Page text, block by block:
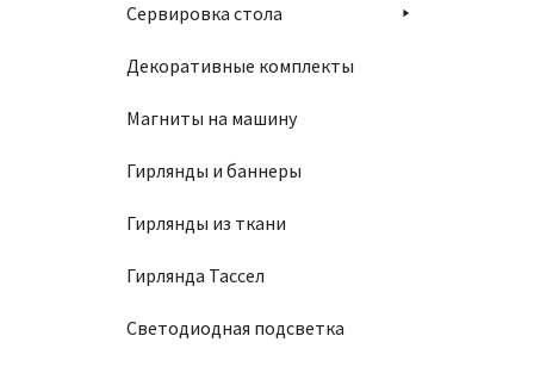
Сервировка стола
Декоративные комплекты
Магниты на машину
Гирлянды и баннеры
Гирлянды из ткани
Гирлянда Тассел
Светодиодная подсветка